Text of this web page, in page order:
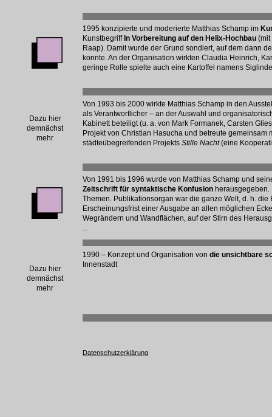
1995 konzipierte und moderierte Matthias Schamp im
Kunstbegriff In Vorbereitung auf den Helix-Hochbau (mit
Raap). Damit wurde der Grund sondiert, auf dem dann
konnte. An der Organisation wirkten Claudia Heinrich,
geringe Rolle spielte auch eine Kartoffel namens
Von 1993 bis 2000 wirkte Matthias Schamp in den
als Verantwortlicher – an der Auswahl und
Kabinett beteiligt (u. a. von Mark Formanek, Carsten
Projekt von Christian Hasucha und betreute
städteübegreifenden Projekts Stille Nacht(eine
Von 1991 bis 1996 wurde von Matthias Schamp und
Zeitschrift für syntaktische Konfusion
Themen. Publikationsorgan war die ganze Welt, d. h.
Erscheinungsfrist einer Ausgabe an allen möglichen
Wegrändern und Wandflächen, auf der Stirn des
...
1990 – Konzept und Organisation von die unsichtbare
Innenstadt
Dazu hier
demnächst
mehr
Dazu hier
demnächst
mehr
Datenschutzerklärung